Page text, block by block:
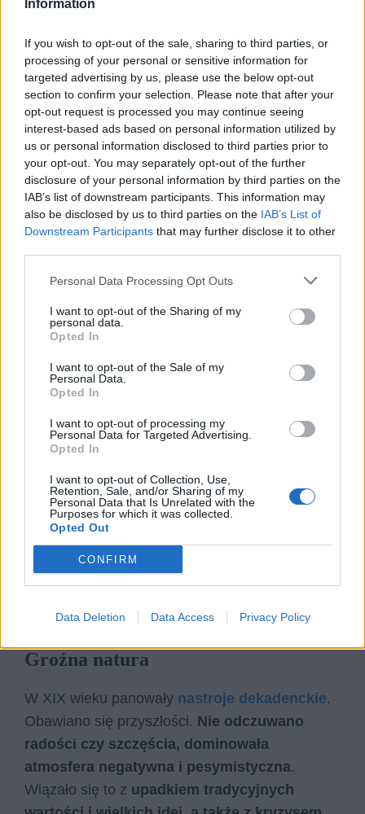
Information
If you wish to opt-out of the sale, sharing to third parties, or
processing of your personal or sensitive information for
targeted advertising by us, please use the below opt-out
section to confirm your selection. Please note that after your
opt-out request is processed you may continue seeing
interest-based ads based on personal information utilized by
us or personal information disclosed to third parties prior to
your opt-out. You may separately opt-out of the further
disclosure of your personal information by third parties on the
IAB’s list of downstream participants. This information may
also be disclosed by us to third parties on the IAB’s List of
Downstream Participants that may further disclose it to other
Personal Data Processing Opt Outs
I want to opt-out of the Sharing of my
personal data.
Opted In
I want to opt-out of the Sale of my
Personal Data.
Opted In
I want to opt-out of processing my
Personal Data for Targeted Advertising.
Opted In
I want to opt-out of Collection, Use,
Retention, Sale, and/or Sharing of my
Personal Data that Is Unrelated with the
Purposes for which it was collected.
Opted Out
CONFIRM
Data Deletion Data Access Privacy Policy
Przyroda wydaje się być pogrążona we śnie.
Natura i jej kolory przeplatają się ze słonecznym
światłem i blaskiem. Strumyk płynie, lasy się
zielenią, łąki kwitną. Błękitne niebo i nagie skały
są podziwiane przed podmiot liryczny. Wydaje
się, jakby osoba mówiąca w wierszupragnęła
uchwycić ulotną chwilę lub malowała obraz
słowami
. Wrażenia odbierane różnymi
Groźna natura
W XIX wieku panowały nastroje dekadenckie.
Obawiano się przyszłości. Nie odczuwano
radości czy szczęścia, dominowała
atmosfera negatywna i pesymistyczna.
Wiązało się to z upadkiem tradycyjnych